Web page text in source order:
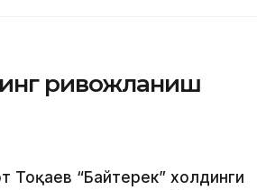
ривожланиш
“Байтерек” холдинги